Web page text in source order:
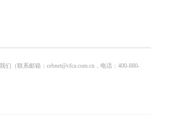
（联系邮箱：cebnet@cfca.com.cn，电话：400-880-